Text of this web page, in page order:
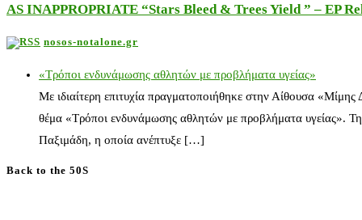
AS INAPPROPRIATE “Stars Bleed & Trees Yield ” – EP
nosos-notalone.gr
«Τρόποι ενδυνάμωσης αθλητών με προβλήματα υγείας»
Με ιδιαίτερη επιτυχία πραγματοποιήθηκε στην Αίθουσα
θέμα «Τρόποι ενδυνάμωσης αθλητών με προβλήματα υγείας».
Παξιμάδη, η οποία ανέπτυξε […]
Back to the 50S